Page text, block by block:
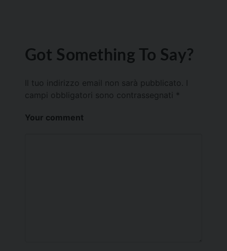
Got Something To Say?
Il tuo indirizzo email non sarà pubblicato.
campi obbligatori sono contrassegnati *
Your comment